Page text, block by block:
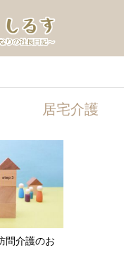
居宅介護
問介護のお